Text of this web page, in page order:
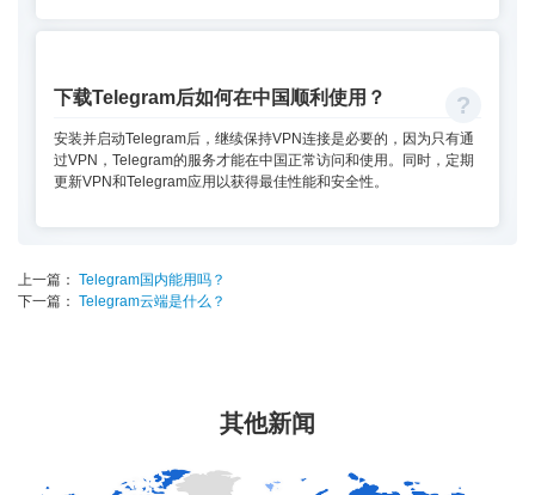
下载Telegram后如何在中国顺利使用？
安装并启动Telegram后，继续保持VPN连接是必要的，因为只有通
过VPN，Telegram的服务才能在中国正常访问和使用。同时，定期
更新VPN和Telegram应用以获得最佳性能和安全性。
上一篇： Telegram国内能用吗？
下一篇： Telegram云端是什么？
其他新闻